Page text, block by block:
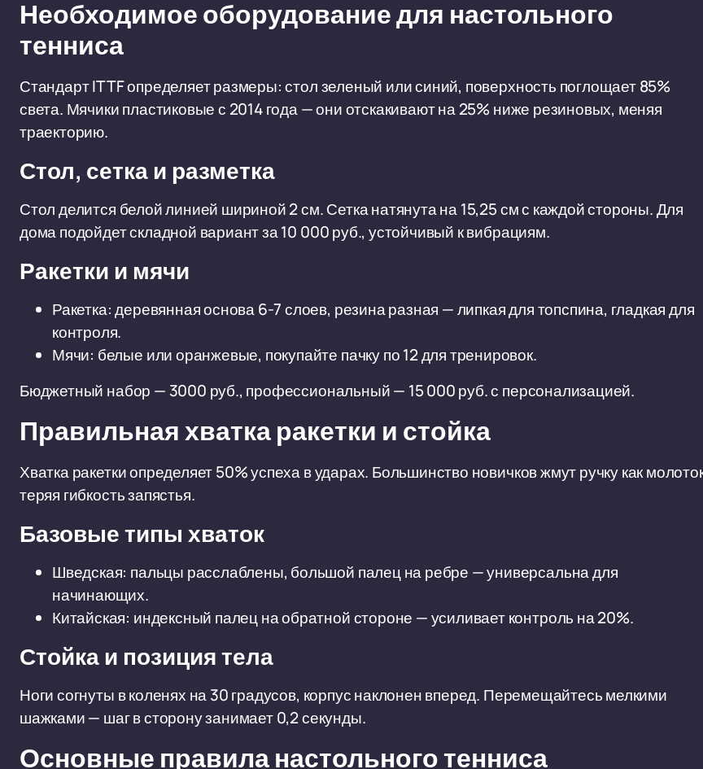
Необходимое оборудование для настольного
тенниса
Стандарт ITTF определяет размеры: стол зеленый или синий, поверхность поглощает 85%
света. Мячики пластиковые с 2014 года — они отскакивают на 25% ниже резиновых, меняя
траекторию.
Стол, сетка и разметка
Стол делится белой линией шириной 2 см. Сетка натянута на 15,25 см с каждой стороны. Для
дома подойдет складной вариант за 10 000 руб., устойчивый к вибрациям.
Ракетки и мячи
Ракетка: деревянная основа 6-7 слоев, резина разная — липкая для топспина, гладкая для
контроля.
Мячи: белые или оранжевые, покупайте пачку по 12 для тренировок.
Бюджетный набор — 3000 руб., профессиональный — 15 000 руб. с персонализацией.
Правильная хватка ракетки и стойка
Хватка ракетки определяет 50% успеха в ударах. Большинство новичков жмут ручку как
теряя гибкость запястья.
Базовые типы хваток
Шведская: пальцы расслаблены, большой палец на ребре — универсальна для
начинающих.
Китайская: индексный палец на обратной стороне — усиливает контроль на 20%.
Стойка и позиция тела
Ноги согнуты в коленях на 30 градусов, корпус наклонен вперед. Перемещайтесь мелкими
шажками — шаг в сторону занимает 0,2 секунды.
Основные правила настольного тенниса